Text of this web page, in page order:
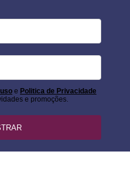
e Politica de Privacidade
e promoções.